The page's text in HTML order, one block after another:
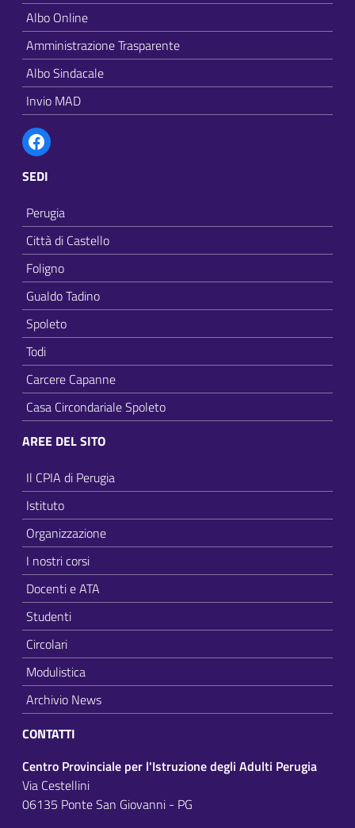
Albo Online
Amministrazione Trasparente
Albo Sindacale
Invio MAD
Facebook
SEDI
Perugia
Città di Castello
Foligno
Gualdo Tadino
Spoleto
Todi
Carcere Capanne
Casa Circondariale Spoleto
AREE DEL SITO
Il CPIA di Perugia
Istituto
Organizzazione
I nostri corsi
Docenti e ATA
Studenti
Circolari
Modulistica
Archivio News
CONTATTI
Centro Provinciale per l'Istruzione degli Adulti Perugia
Via Cestellini
06135 Ponte San Giovanni - PG